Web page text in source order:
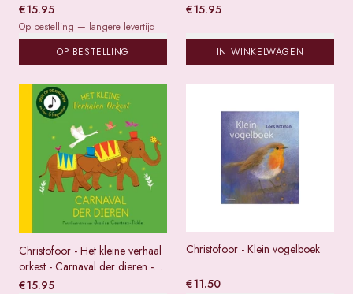
€15.95
Op bestelling — langere levertijd
OP BESTELLING
€15.95
IN WINKELWAGEN
Christofoor - Het kleine verhaal
orkest - Carnaval der dieren -
Karton
€15.95
Christofoor - Klein vogelboek
€11.50